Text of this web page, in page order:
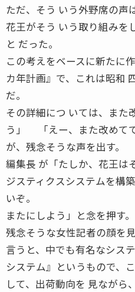
ただ、そう いう外野席の声
花王がそう いう取り組みを
と だった。
この考えをベースに新たに
カ年計画』で、これは昭和
だ。
その詳細につ いては、また
う」 「えー、また改め
が、残念そうな声を出す。
編集長 が「たしか、花王は
ジスティクスシステムを構
いぞ。
またにしよう」と念を押す。
残念そうな女性記者の顔を
言うと、中でも有名なシス
システム』というもので、
して、出荷動向を 見ながら